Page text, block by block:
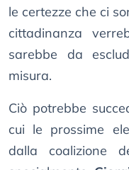
le certezze che ci
cittadinanza
sarebbe da
misura.
Ciò potrebbe
cui le prossime
dalla coalizione